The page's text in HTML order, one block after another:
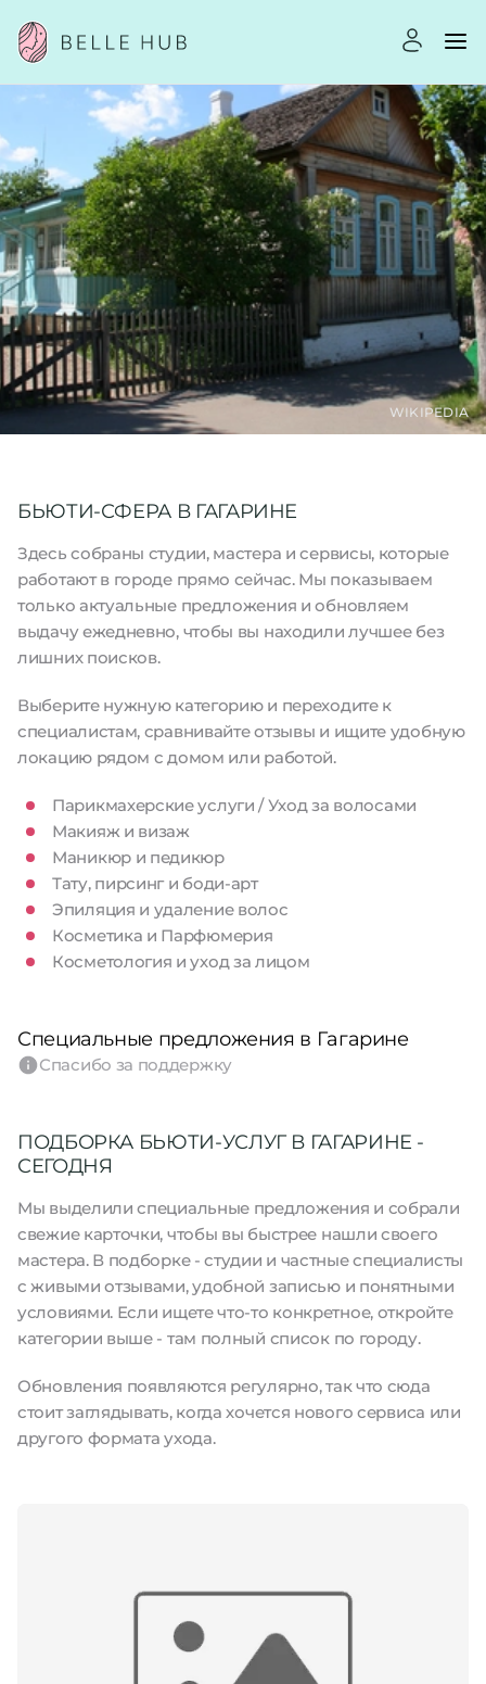
WIKIPEDIA
БЬЮТИ-СФЕРА В ГАГАРИНЕ
Здесь собраны студии, мастера и сервисы, которые
работают в городе прямо сейчас. Мы показываем
только актуальные предложения и обновляем
выдачу ежедневно, чтобы вы находили лучшее без
лишних поисков.
Выберите нужную категорию и переходите к
специалистам, сравнивайте отзывы и ищите удобную
локацию рядом с домом или работой.
Парикмахерские услуги / Уход за волосами
Макияж и визаж
Маникюр и педикюр
Тату, пирсинг и боди-арт
Эпиляция и удаление волос
Косметика и Парфюмерия
Косметология и уход за лицом
Специальные предложения в Гагарине
Спасибо за поддержку
ПОДБОРКА БЬЮТИ-УСЛУГ В ГАГАРИНЕ -
СЕГОДНЯ
Мы выделили специальные предложения и собрали
свежие карточки, чтобы вы быстрее нашли своего
мастера. В подборке - студии и частные специалисты
с живыми отзывами, удобной записью и понятными
условиями. Если ищете что-то конкретное, откройте
категории выше - там полный список по городу.
Обновления появляются регулярно, так что сюда
стоит заглядывать, когда хочется нового сервиса или
другого формата ухода.